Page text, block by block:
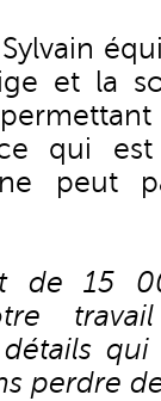
et la
qui
peut
de 15
perdre